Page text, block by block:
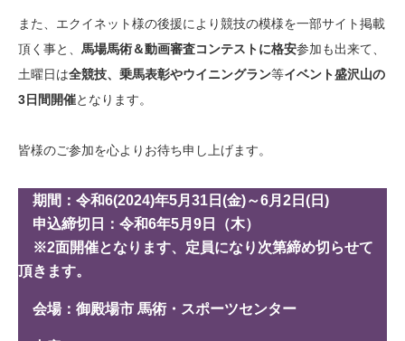
また、エクイネット様の後援により競技の模様を一部サイト掲載
頂く事と、 馬場馬術＆動画審査コンテストに格安参加も出来て、
土曜日は全競技、乗馬表彰やウイニングラン等イベント盛沢山の
3日間開催となります。
皆様のご参加を心よりお待ち申し上げます。
期間：令和6(2024)年5月31日(金)～6月2日(日)
申込締切日：令和6年5月9日（木）
※2面開催となります、定員になり次第締め切らせて
頂きます。
会場：御殿場市 馬術・スポーツセンター